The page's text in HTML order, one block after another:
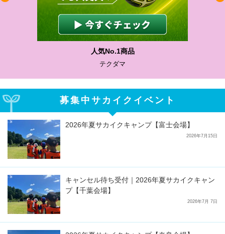
人気No.1商品
テクダマ
募集中サカイクイベント
2026年夏サカイクキャンプ【富士会場】
2026年7月15日
キャンセル待ち受付｜2026年夏サカイクキャン
プ【千葉会場】
2026年7月 7日